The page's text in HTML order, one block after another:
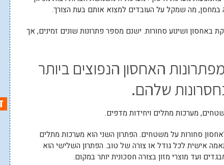
במחסן, מה שמקל על העובדים למצוא אותם בעת הצורך.
באחסון ושינוע סחורות. ישנם מספר פתרונות שונים זמינים, אך
האחסון הנפוצים ביותר
שלהם.
מערכות מתלים ויחידות מדפים.
סחורות על משטחים. הפתרון השני הוא מערכות מתלים
אישית לכל גודל או צורה של טוב. הפתרון השלישי הוא
ועד מוצרי מזון בצורה חסכונית יותר במקום.